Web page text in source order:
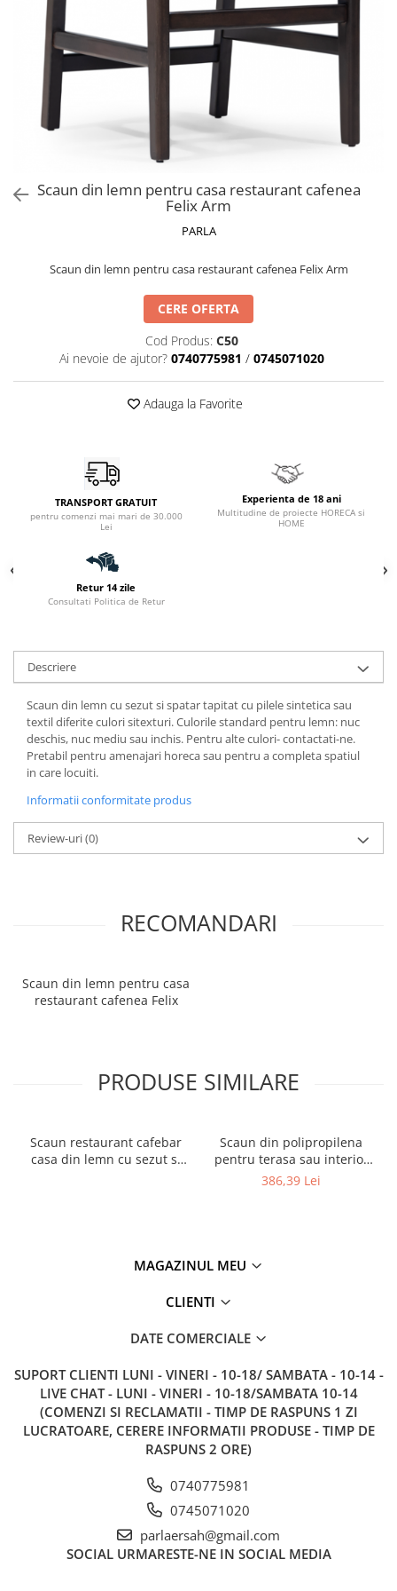
Scaun din lemn pentru casa restaurant cafenea
Felix Arm
PARLA
Scaun din lemn pentru casa restaurant cafenea Felix Arm
CERE OFERTA
Cod Produs: C50
Ai nevoie de ajutor? 0740775981 / 0745071020
Adauga la Favorite
TRANSPORT GRATUIT
pentru comenzi mai mari de 30.000
Lei
Experienta de 18 ani
Multitudine de proiecte HORECA si
HOME
Retur 14 zile
Consultati Politica de Retur
Descriere
Scaun din lemn cu sezut si spatar tapitat cu pilele sintetica sau
textil diferite culori sitexturi. Culorile standard pentru lemn: nuc
deschis, nuc mediu sau inchis. Pentru alte culori- contactati-ne.
Pretabil pentru amenajari horeca sau pentru a completa spatiul
in care locuiti.
Informatii conformitate produs
Review-uri(0)
RECOMANDARI
Scaun din lemn pentru casa
restaurant cafenea Felix
PRODUSE SIMILARE
Scaun restaurant cafebar
casa din lemn cu sezut si
Scaun din polipropilena
pentru terasa sau interior
JOY
386,39 Lei
MAGAZINUL MEU
CLIENTI
DATE COMERCIALE
SUPORT CLIENTI LUNI - VINERI - 10-18/ SAMBATA - 10-14 -
LIVE CHAT - LUNI - VINERI - 10-18/SAMBATA 10-14
(COMENZI SI RECLAMATII - TIMP DE RASPUNS 1 ZI
LUCRATOARE, CERERE INFORMATII PRODUSE - TIMP DE
RASPUNS 2 ORE)
0740775981
0745071020
parlaersah@gmail.com
SOCIAL URMARESTE-NE IN SOCIAL MEDIA